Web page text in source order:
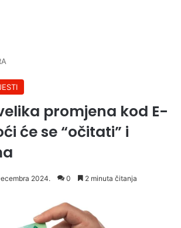
promjena kod E-
će se “očitati” i
2024. 0 2 minuta čitanja